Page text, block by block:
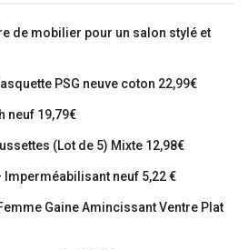
de mobilier pour un salon stylé et
PSG neuve coton 22,99€
neuf 19,79€
(Lot de 5) Mixte 12,98€
neuf 5,22 €
Gaine Amincissant Ventre Plat